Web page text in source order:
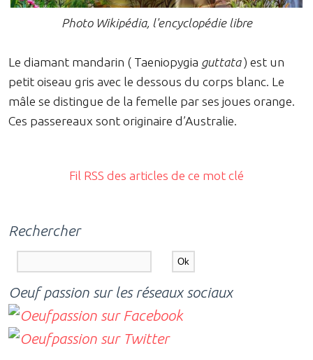
Photo Wikipédia, l'encyclopédie libre
Le diamant mandarin ( Taeniopygia guttata) est un
petit oiseau gris avec le dessous du corps blanc. Le
mâle se distingue de la femelle par ses joues orange.
Ces passereaux sont originaire d’Australie.
Fil RSS des articles de ce mot clé
Rechercher
Oeuf passion sur les réseaux sociaux